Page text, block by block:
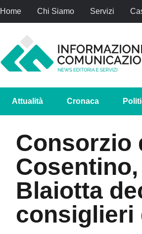
Home Chi Siamo Servizi
Attualità Cronaca
Consorzio
Blaiotta
consiglieri